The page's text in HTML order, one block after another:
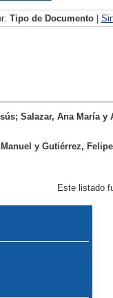
Tipo de Documento|
; Salazar, Ana María y
y Gutiérrez,
Este listado